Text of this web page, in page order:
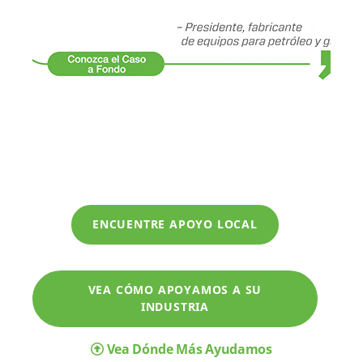
ENCUENTRE APOYO LOCAL
VEA CÓMO APOYAMOS A SU
INDUSTRIA
Vea Dónde Más Ayudamos